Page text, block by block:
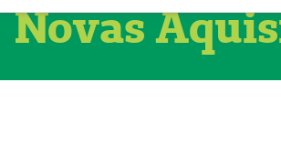
Novas